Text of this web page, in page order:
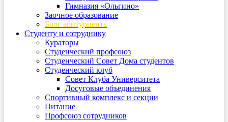
Гимназия «Ольгино»
Заочное образование
Блог абитуриента
Студенту и сотруднику
Кураторы
Студенческий профсоюз
Студенческий Совет Дома студентов
Студенческий клуб
Совет Клуба Университета
Досуговые объединения
Спортивный комплекс и секции
Питание
Профсоюз сотрудников